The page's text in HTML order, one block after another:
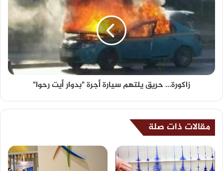
زاكورة... حريق يلتهم سيارة أجرة "بدوار أيت رحوا"
مقالات ذات صلة